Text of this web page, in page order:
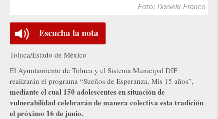
Foto: Daniela Franco
Escucha la nota
Toluca/Estado de México
El Ayuntamiento de Toluca y el Sistema Municipal DIF
realizarán el programa “Sueños de Esperanza, Mis 15 años”,
mediante el cual 150 adolescentes en situación de
vulnerabilidad celebrarán de manera colectiva esta tradición
el próximo 16 de junio.